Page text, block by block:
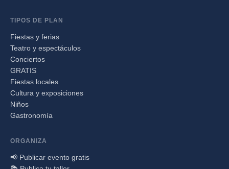
TIPOS DE PLAN
Fiestas y ferias
Teatro y espectáculos
Conciertos
GRATIS
Fiestas locales
Cultura y exposiciones
Niños
Gastronomía
ORGANIZA
📢 Publicar evento gratis